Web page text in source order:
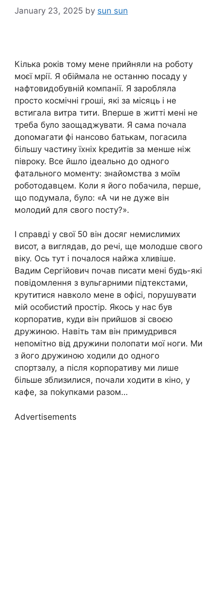
January 23, 2025 by sun sun
Кілька років тому мене прийняли на роботу
моєї мрії. Я обіймала не останню посаду у
нафтовидобувній компанії. Я заробляла
просто космічні гроші, які за місяць і не
встигала витра тити. Вперше в житті мені не
треба було заощаджувати. Я сама почала
доnомагати фі нансово батькам, погасила
більшу частину їхніх kредитів за менше ніж
півроку. Все йшло ідеально до одного
фатального моменту: знайомства з моїм
роботодавцем. Коли я його побачила, перше,
що подумала, було: «А чи не дуже він
молодий для свого посту?».
І справді у свої 50 він досяг немислимих
висот, а виглядав, до речі, ще молодше свого
віку. Ось тут і почалося найжа хливіше.
Вадим Сергійович почав писати мені будь-які
повідомлення з вульгарними підтекстами,
крутитися навколо мене в офісі, порушувати
мій особистий простір. Якось у нас був
корпоратив, куди він прийшов зі своєю
дружиною. Навіть там він примудрився
непомітно від дружини полопати мої ноги. Ми
з його дружиною ходили до одного
спортзалу, а після корпоративу ми лише
більше зблизилися, почали ходити в кіно, у
кафе, за поkупками разом…
Advertisements